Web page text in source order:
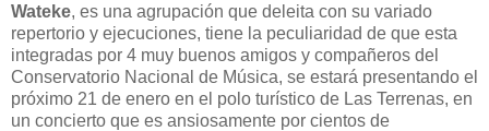
Wateke, es una agrupación que deleita con su variado
repertorio y ejecuciones, tiene la peculiaridad de que esta
integradas por 4 muy buenos amigos y compañeros del
Conservatorio Nacional de Música, se estará presentando el
próximo 21 de enero en el polo turístico de Las Terrenas, en
un concierto que es ansiosamente por cientos de